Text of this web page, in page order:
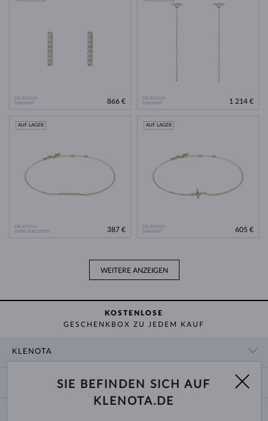
GELBGOLD
DIAMANT
866 €
GELBGOLD
DIAMANT
1 214 €
GELBGOLD
OHNE EDELSTEIN
AUF LAGER
387 €
GELBGOLD
DIAMANT
AUF LAGER
605 €
WEITERE ANZEIGEN
KOSTENLOSE
GESCHENKBOX ZU JEDEM KAUF
KLENOTA
ZAHLUNG UND VERSAND
SIE BEFINDEN SICH AUF
KLENOTA.DE